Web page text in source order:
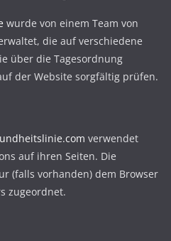
wurde von einem Team von
die auf verschiedene
über die Tagesordnung
der Website sorgfältig prüfen.
verwendet
auf ihren Seiten. Die
(falls vorhanden) dem Browser
zugeordnet.